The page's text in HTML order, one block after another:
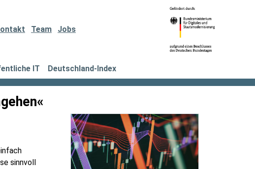
Team Jobs
IT Deutschland-Index
sinnvoll